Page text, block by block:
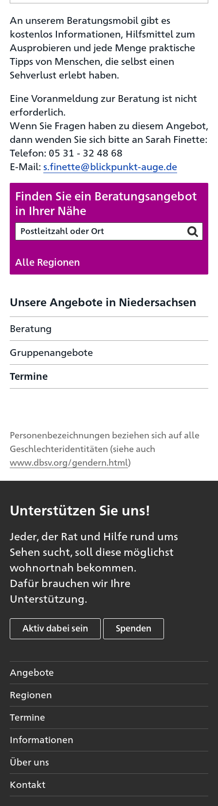
An unserem Beratungsmobil gibt es
kostenlos Informationen, Hilfsmittel zum
Ausprobieren und jede Menge praktische
Tipps von Menschen, die selbst einen
Sehverlust erlebt haben.
Eine Voranmeldung zur Beratung ist nicht
erforderlich.
Wenn Sie Fragen haben zu diesem Angebot,
dann wenden Sie sich bitte an Sarah Finette:
Telefon: 05 31 - 32 48 68
E-Mail: s.finette@blickpunkt-auge.de
Finden Sie ein Beratungsangebot
in Ihrer Nähe
Alle Regionen
Unsere Angebote in Niedersachsen
Beratung
Gruppenangebote
Termine
Personenbezeichnungen beziehen sich auf alle
Geschlechteridentitäten (siehe auch
www.dbsv.org/gendern.html)
Unterstützen Sie uns!
Jeder, der Rat und Hilfe rund ums
Sehen sucht, soll diese möglichst
wohnortnah bekommen.
Dafür brauchen wir Ihre
Unterstützung.
Aktiv dabei sein Spenden
Angebote
Regionen
Termine
Informationen
Über uns
Kontakt